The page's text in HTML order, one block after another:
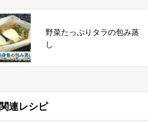
野菜たっぷりタラの包み蒸
し
関連レシピ